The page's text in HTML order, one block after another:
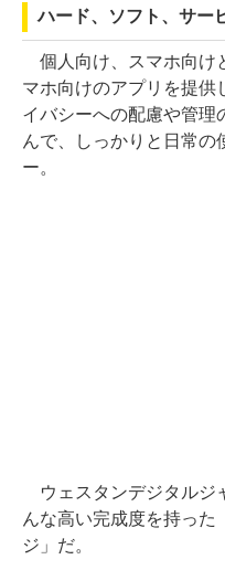
ハード、ソフト、サー
個人向け、スマホ向け
マホ向けのアプリを提供
イバシーへの配慮や管理
んで、しっかりと日常の
ー。
ウェスタンデジタルジ
んな高い完成度を持った
ジ」だ。